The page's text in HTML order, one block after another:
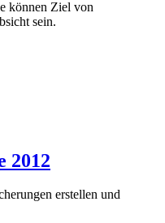
können Ziel von
sein.
2012
erstellen und